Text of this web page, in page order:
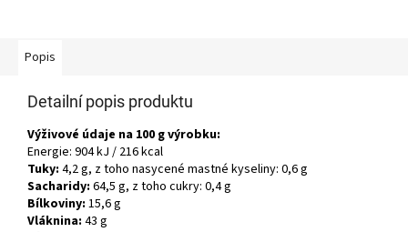
Popis
Detailní popis produktu
Výživové údaje na 100 g výrobku:
Energie: 904 kJ / 216 kcal
Tuky: 4,2 g, z toho nasycené mastné kyseliny: 0,6 g
Sacharidy: 64,5 g, z toho cukry: 0,4 g
Bílkoviny: 15,6 g
Vláknina: 43 g